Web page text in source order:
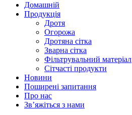
Домашній
Продукція
Дротя
Огорожа
Дротяна сітка
Зварна сітка
Фільтрувальний матеріал
Сітчасті продукти
Новини
Поширені запитання
Про нас
Зв’яжіться з нами